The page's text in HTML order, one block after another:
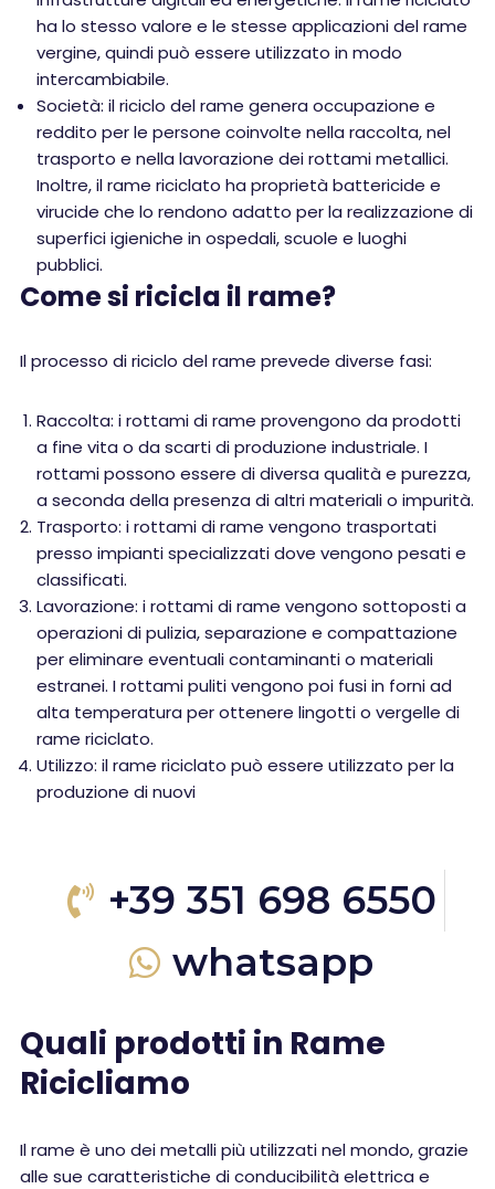
ha lo stesso valore e le stesse applicazioni del rame
vergine, quindi può essere utilizzato in modo
intercambiabile.
Società: il riciclo del rame genera occupazione e
reddito per le persone coinvolte nella raccolta, nel
trasporto e nella lavorazione dei rottami metallici.
Inoltre, il rame riciclato ha proprietà battericide e
virucide che lo rendono adatto per la realizzazione di
superfici igieniche in ospedali, scuole e luoghi
pubblici.
Come si ricicla il rame?
Il processo di riciclo del rame prevede diverse fasi:
Raccolta: i rottami di rame provengono da prodotti
a fine vita o da scarti di produzione industriale. I
rottami possono essere di diversa qualità e purezza,
a seconda della presenza di altri materiali o impurità.
Trasporto: i rottami di rame vengono trasportati
presso impianti specializzati dove vengono pesati e
classificati.
Lavorazione: i rottami di rame vengono sottoposti a
operazioni di pulizia, separazione e compattazione
per eliminare eventuali contaminanti o materiali
estranei. I rottami puliti vengono poi fusi in forni ad
alta temperatura per ottenere lingotti o vergelle di
rame riciclato.
Utilizzo: il rame riciclato può essere utilizzato per la
produzione di nuovi
+39 351 698 6550
whatsapp
Quali prodotti in Rame
Ricicliamo
Il rame è uno dei metalli più utilizzati nel mondo, grazie
alle sue caratteristiche di conducibilità elettrica e